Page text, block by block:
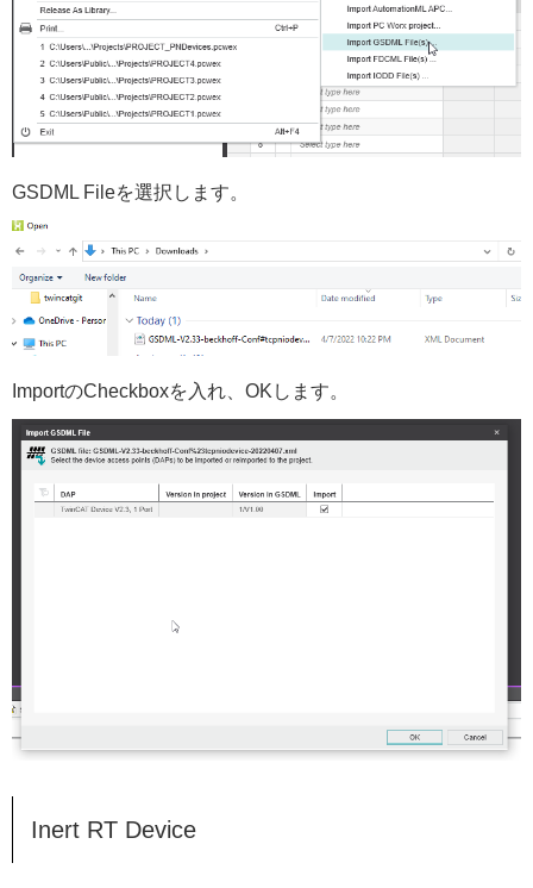
GSDML Fileを選択します。
ImportのCheckboxを入れ、OKします。
Inert RT Device